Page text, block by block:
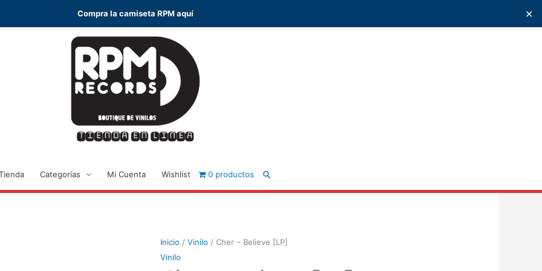
Compra la camiseta RPM aquí ✕
Categorías Mi Cuenta Wishlist 0 productos Buscar
Inicio /Vinilo / Cher – Believe [LP]
Vinilo